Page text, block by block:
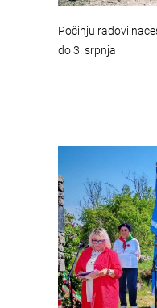
Počinju radovi
do 3. srpnja